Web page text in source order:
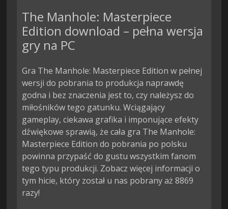
The Manhole: Masterpiece
Edition download – pełna wersja
gry na PC
Gra The Manhole: Masterpiece Edition w pełnej
wersji do pobrania to produkcja naprawdę
godna i bez znaczenia jest to, czy należysz do
miłośników tego gatunku. Wciągający
gameplay, ciekawa grafika i imponujące efekty
dźwiękowe sprawią, że cała gra The Manhole:
Masterpiece Edition do pobrania po polsku
powinna przypaść do gustu wszystkim fanom
tego typu produkcji. Zobacz więcej informacji o
tym hicie, który został u nas pobrany aż 8869
razy!